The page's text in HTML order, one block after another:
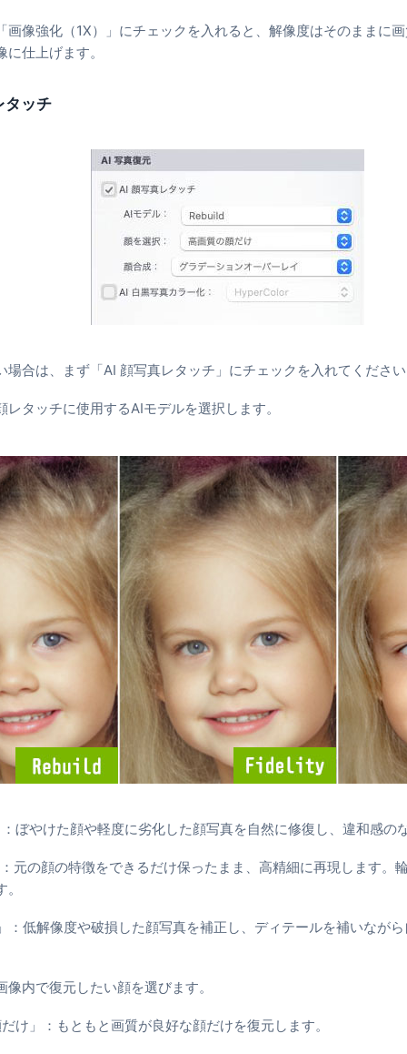
画像強化（1X）」にチェックを入れると、解像度はそのままに
仕上げます。
ッチ
場合は、まず「AI 顔写真レタッチ」にチェックを入れてくださ
レタッチに使用するAIモデルを選択します。
やけた顔や軽度に劣化した顔写真を自然に修復し、違和感の
の顔の特徴をできるだけ保ったまま、高精細に再現します。
低解像度や破損した顔写真を補正し、ディテールを補いなが
像内で復元したい顔を選びます。
け」：もともと画質が良好な顔だけを復元します。